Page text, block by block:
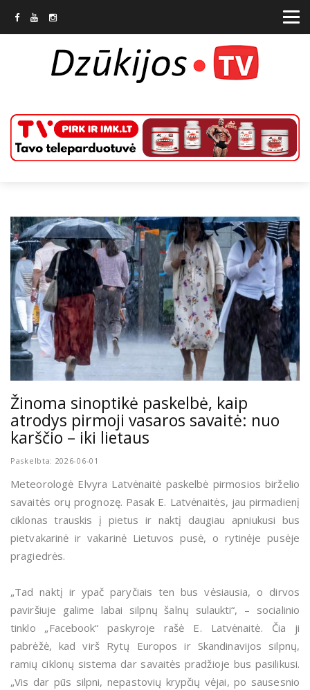
Žinoma sinoptikė paskelbė, kaip
atrodys pirmoji vasaros savaitė: nuo
karščio – iki lietaus
Paskelbta: 2026-06-01
Meteorologė Elvyra Latvėnaitė paskelbė pirmosios birželio
savaitės orų prognozę. Pasak E. Latvėnaitės, jau pirmadienį
ciklonas trauskis į pietus ir naktį daugiau apniukusi bus
pietvakarinė ir vakarinė Lietuvos pusė, o rytinėje pusėje
pragiedrės.
„Tad naktį ir ypač paryčiais ten bus vėsiausia, o dirvos
paviršiuje galime labai silpnų šalnų sulaukti“, – socialinio
tinklo „Facebook“ paskyroje rašė E. Latvėnaitė. Čia ji
pabrėžė, kad virš Rytų Europos ir Skandinavijos silpnų,
ramių ciklonų sistema dar savaitės pradžioje bus pasilikusi.
„Vis dar pūs silpni, nepastovių krypčių vėjai, po sausesnio